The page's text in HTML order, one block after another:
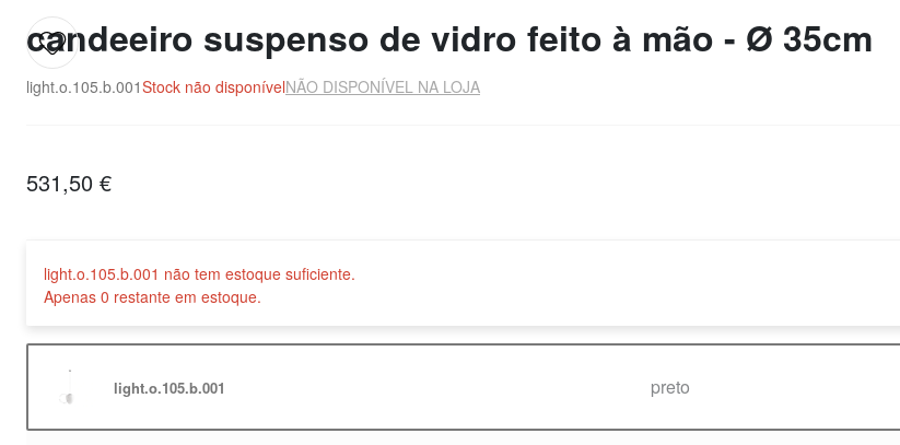
candeeiro suspenso de vidro feito à mão - Ø 35cm
light.o.105.b.001Stock não disponívelNÃO DISPONÍVEL NA LOJA
531,50 €
light.o.105.b.001 não tem estoque suficiente.
Apenas 0 restante em estoque.
light.o.105.b.001 preto